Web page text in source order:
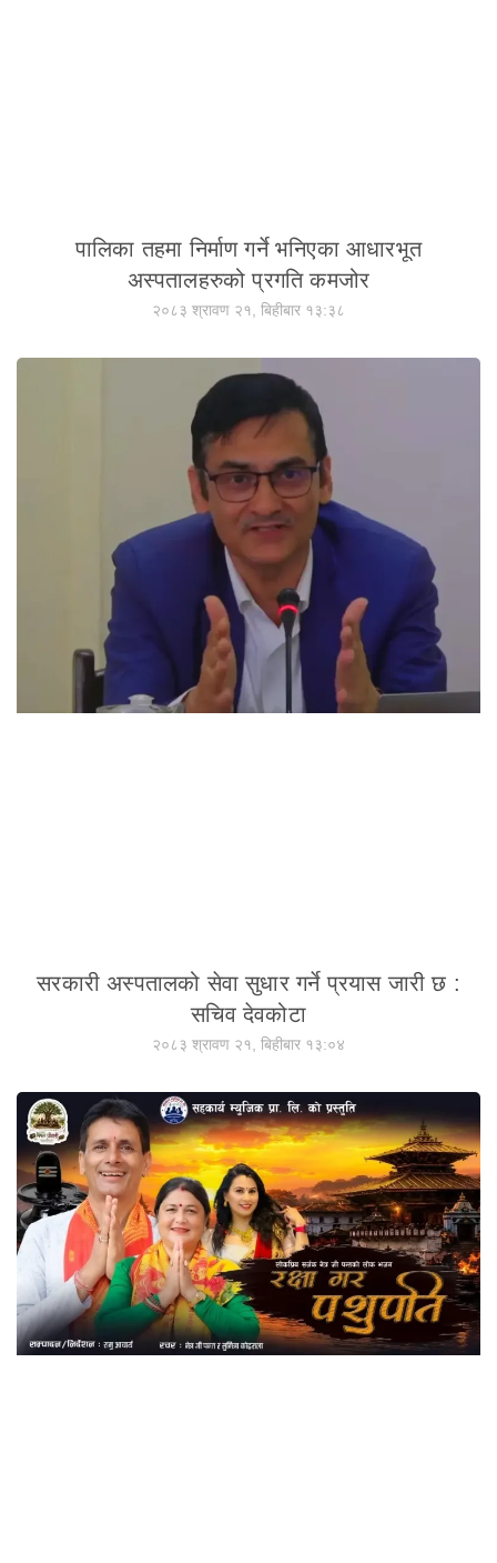
पालिका तहमा निर्माण गर्ने भनिएका आधारभूत
अस्पतालहरुको प्रगति कमजोर
२०८३ श्रावण २१, बिहीबार १३:३८
सरकारी अस्पतालको सेवा सुधार गर्ने प्रयास जारी छ :
सचिव देवकोटा
२०८३ श्रावण २१, बिहीबार १३:०४